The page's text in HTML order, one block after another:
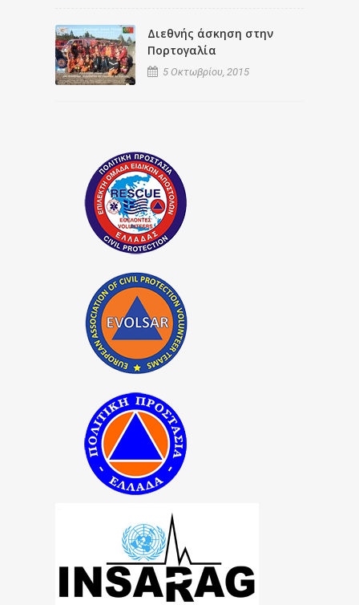
Διεθνής άσκηση στην
Πορτογαλία
5 Οκτωβρίου, 2015